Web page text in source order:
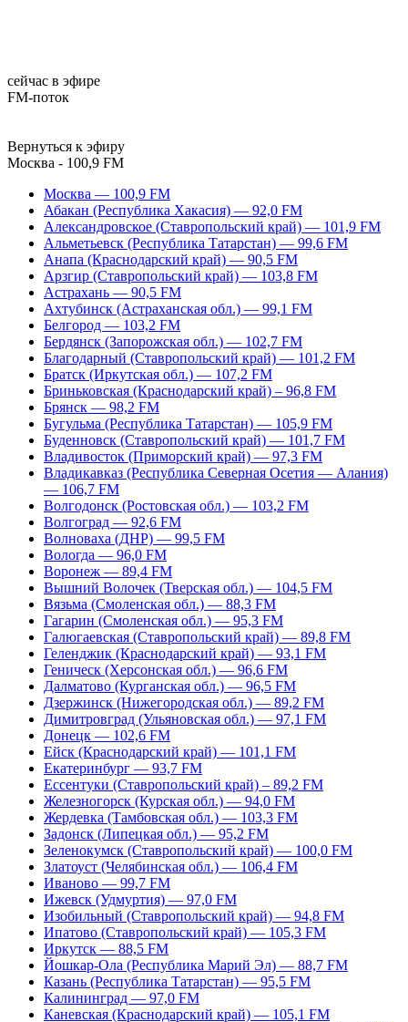
сейчас в эфире
FM-поток
Вернуться к эфиру
Москва - 100,9 FM
Москва — 100,9 FM
Абакан (Республика Хакасия) — 92,0 FM
Александровское (Ставропольский край) — 101,9 FM
Альметьевск (Республика Татарстан) — 99,6 FM
Анапа (Краснодарский край) — 90,5 FM
Арзгир (Ставропольский край) — 103,8 FM
Астрахань — 90,5 FM
Ахтубинск (Астраханская обл.) — 99,1 FM
Белгород — 103,2 FM
Бердянск (Запорожская обл.) — 102,7 FM
Благодарный (Ставропольский край) — 101,2 FM
Братск (Иркутская обл.) — 107,2 FM
Бриньковская (Краснодарский край) – 96,8 FM
Брянск — 98,2 FM
Бугульма (Республика Татарстан) — 105,9 FM
Буденновск (Ставропольский край) — 101,7 FM
Владивосток (Приморский край) — 97,3 FM
Владикавказ (Республика Северная Осетия — Алания)
— 106,7 FM
Волгодонск (Ростовская обл.) — 103,2 FM
Волгоград — 92,6 FM
Волноваха (ДНР) — 99,5 FM
Вологда — 96,0 FM
Воронеж — 89,4 FM
Вышний Волочек (Тверская обл.) — 104,5 FM
Вязьма (Смоленская обл.) — 88,3 FM
Гагарин (Смоленская обл.) — 95,3 FM
Галюгаевская (Ставропольский край) — 89,8 FM
Геленджик (Краснодарский край) — 93,1 FM
Геническ (Херсонская обл.) — 96,6 FM
Далматово (Курганская обл.) — 96,5 FM
Дзержинск (Нижегородская обл.) — 89,2 FM
Димитровград (Ульяновская обл.) — 97,1 FM
Донецк — 102,6 FM
Ейск (Краснодарский край) — 101,1 FM
Екатеринбург — 93,7 FM
Ессентуки (Ставропольский край) – 89,2 FM
Железногорск (Курская обл.) — 94,0 FM
Жердевка (Тамбовская обл.) — 103,3 FM
Задонск (Липецкая обл.) — 95,2 FM
Зеленокумск (Ставропольский край) — 100,0 FM
Златоуст (Челябинская обл.) — 106,4 FM
Иваново — 99,7 FM
Ижевск (Удмуртия) — 97,0 FM
Изобильный (Ставропольский край) — 94,8 FM
Ипатово (Ставропольский край) — 105,3 FM
Иркутск — 88,5 FM
Йошкар-Ола (Республика Марий Эл) — 88,7 FM
Казань (Республика Татарстан) — 95,5 FM
Калининград — 97,0 FM
Каневская (Краснодарский край) — 105,1 FM